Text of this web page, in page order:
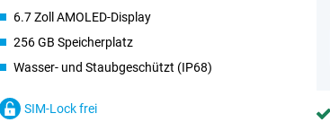
6.7 Zoll AMOLED-Display
256 GB Speicherplatz
Wasser- und Staubgeschützt (IP68)
SIM-Lock frei